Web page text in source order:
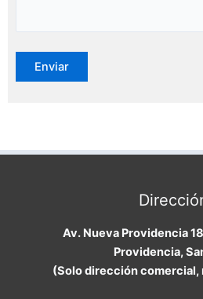
Av. Nueva Providencia
Providencia,
(Solo dirección comercial,